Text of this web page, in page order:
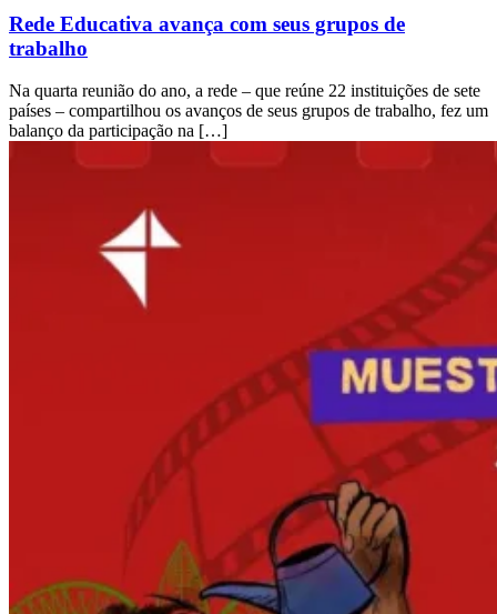
Rede Educativa avança com seus grupos de
trabalho
Na quarta reunião do ano, a rede – que reúne 22 instituições de sete
países – compartilhou os avanços de seus grupos de trabalho, fez um
balanço da participação na […]